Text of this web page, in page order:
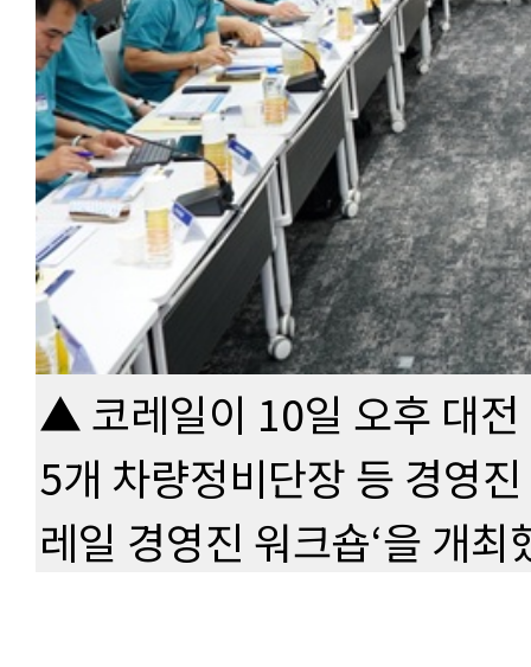
▲ 코레일이 10일 오후 대
5개 차량정비단장 등 경영
레일 경영진 워크숍‘을 개